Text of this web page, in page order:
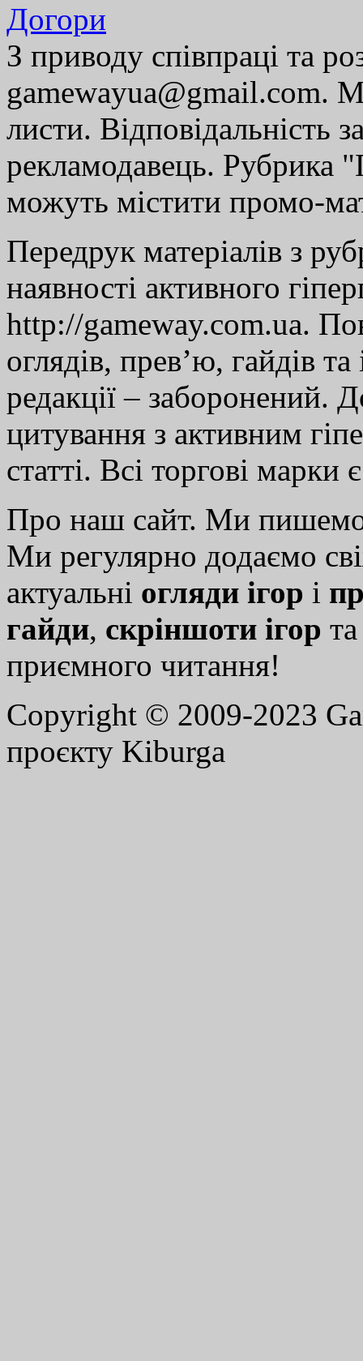
Догори
З приводу співпраці та
gamewayua@gmail.com.
листи. Відповідальність
рекламодавець. Рубрика
можуть містити промо-
Передрук матеріалів з
наявності активного
http://gameway.com.ua.
оглядів, прев’ю, гайдів
редакції – заборонений.
цитування з активним
статті. Всі торгові марки
Про наш сайт. Ми
Ми регулярно додаємо
актуальні огляди ігор і
гайди, скріншоти ігор
приємного читання!
Copyright © 2009-2023
проєкту Kiburga